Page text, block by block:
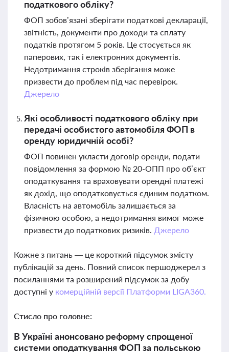
податкового обліку?
ФОП зобов’язані зберігати податкові декларації,
звітність, документи про доходи та сплату
податків протягом 5 років. Це стосується як
паперових, так і електронних документів.
Недотримання строків зберігання може
призвести до проблем під час перевірок.
Джерело
Які особливості податкового обліку при
передачі особистого автомобіля ФОП в
оренду юридичній особі?
ФОП повинен укласти договір оренди, подати
повідомлення за формою № 20-ОПП про об’єкт
оподаткування та враховувати орендні платежі
як дохід, що оподатковується єдиним податком.
Власність на автомобіль залишається за
фізичною особою, а недотримання вимог може
призвести до податкових ризиків. Джерело
Кожне з питань — це короткий підсумок змісту
публікацій за день. Повний список першоджерел з
посиланнями та розширений підсумок за добу
доступні у комерційній версії Платформи LIGA360.
Стисло про головне:
В Україні анонсовано реформу спрощеної
системи оподаткування ФОП за польською